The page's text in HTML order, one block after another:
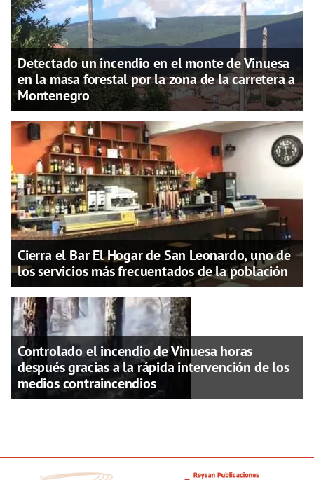
Detectado un incendio en el monte de Vinuesa
en la masa forestal por la zona de la carretera a
Montenegro
Cierra el Bar El Hogar de San Leonardo, uno de
los servicios más frecuentados de la población
Controlado el incendio de Vinuesa horas
después gracias a la rápida intervención de los
medios contraincendios